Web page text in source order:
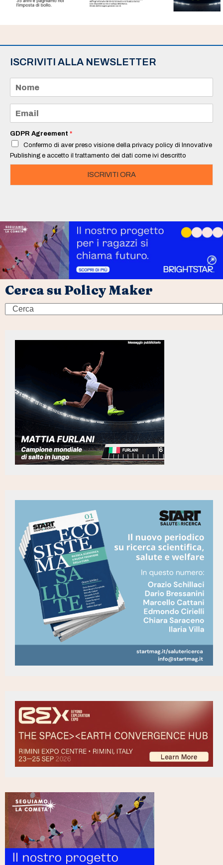
ISCRIVITI ALLA NEWSLETTER
m
e
a
i
*
GDPR Agreement *
Confermo di aver preso visione della privacy policy di Innovative
Publishing e accetto il trattamento dei dati come ivi descritto
ISCRIVITI ORA
Cerca su Policy Maker
Search